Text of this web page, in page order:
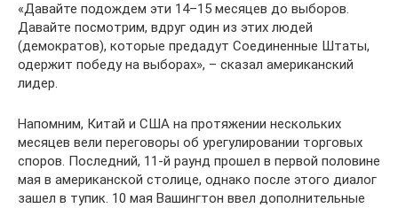
«Давайте подождем эти 14–15 месяцев до выборов.
Давайте посмотрим, вдруг один из этих людей
(демократов), которые предадут Соединенные Штаты,
одержит победу на выборах», – сказал американский
лидер.
Напомним, Китай и США на протяжении нескольких
месяцев вели переговоры об урегулировании торговых
споров. Последний, 11-й раунд прошел в первой половине
мая в американской столице, однако после этого диалог
зашел в тупик. 10 мая Вашингтон ввел дополнительные